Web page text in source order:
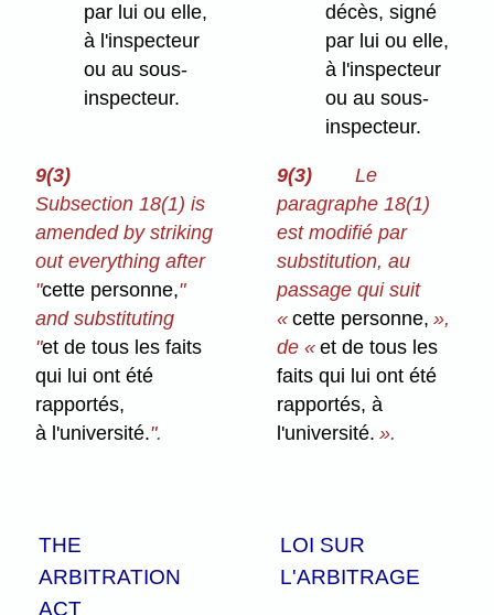
par lui ou elle,
à l'inspecteur
ou au sous-
inspecteur.
décès, signé
par lui ou elle,
à l'inspecteur
ou au sous-
inspecteur.
9(3)
Subsection 18(1) is
amended by striking
out everything after
"cette personne,"
and substituting
"et de tous les faits
qui lui ont été
rapportés,
à l'université.".
9(3)
Le
paragraphe 18(1)
est modifié par
substitution, au
passage qui suit
«cette personne, »,
de «et de tous les
faits qui lui ont été
rapportés, à
l'université. ».
THE
ARBITRATION
ACT
LOI SUR
L'ARBITRAGE